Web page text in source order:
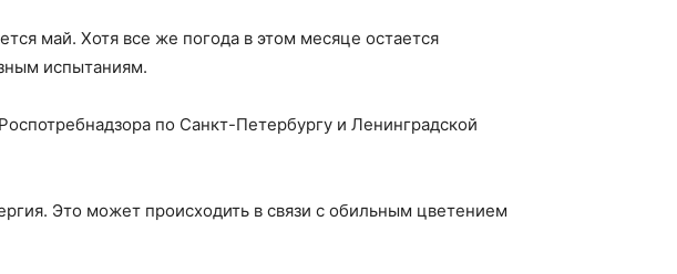
май. Хотя все же погода в этом месяце остается
испытаниям.
по Санкт-Петербургу и Ленинградской
Это может происходить в связи с обильным цветением